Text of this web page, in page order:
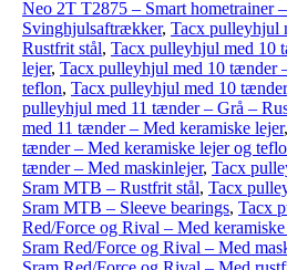
Neo 2T T2875 – Smart hometrainer
Svinghjulsaftrækker, Tacx pulleyhjul
Rustfrit stål, Tacx pulleyhjul med 10
lejer, Tacx pulleyhjul med 10 tænder
teflon, Tacx pulleyhjul med 10
pulleyhjul med 11 tænder – Grå –
med 11 tænder – Med keramiske lejer,
tænder – Med keramiske lejer og
tænder – Med maskinlejer, Tacx
Sram MTB – Rustfrit stål, Tacx
Sram MTB – Sleeve bearings, Tacx
Red/Force og Rival – Med
Sram Red/Force og Rival – Med